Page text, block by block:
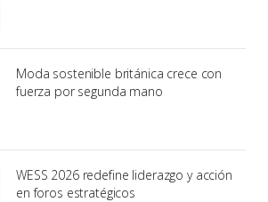
Moda sostenible británica crece con
fuerza por segunda mano
WESS 2026 redefine liderazgo y acción
en foros estratégicos